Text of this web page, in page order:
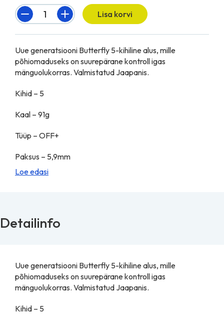
Quantity Lisa korvi
Uue generatsiooni Butterfly 5-kihiline alus, mille
põhiomaduseks on suurepärane kontroll igas
mänguolukorras. Valmistatud Jaapanis.
Kihid – 5
Kaal – 91g
Tüüp – OFF+
Paksus – 5,9mm
Loe edasi
Detailinfo
Uue generatsiooni Butterfly 5-kihiline alus, mille
põhiomaduseks on suurepärane kontroll igas
mänguolukorras. Valmistatud Jaapanis.
Kihid – 5